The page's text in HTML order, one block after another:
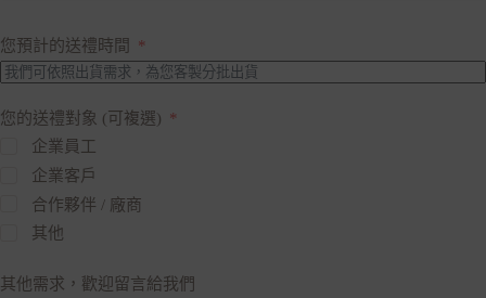
您預計的送禮時間
您的送禮對象 (可複選)
企業員工
企業客戶
合作夥伴 / 廠商
其他
其他需求，歡迎留言給我們